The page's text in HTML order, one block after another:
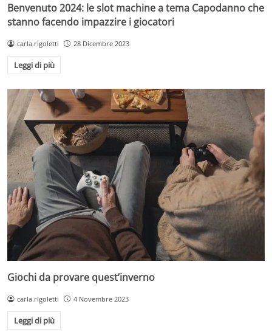
Benvenuto 2024: le slot machine a tema Capodanno che
stanno facendo impazzire i giocatori
carla.rigoletti 28 Dicembre 2023
Leggi di più
Giochi da provare quest’inverno
carla.rigoletti 4 Novembre 2023
Leggi di più